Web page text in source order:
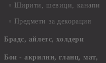
Ширити, шевици, канапи
Предмети за декорация
Брадс, айлетс, холдери
Бои - акрилни, гланц, мат,